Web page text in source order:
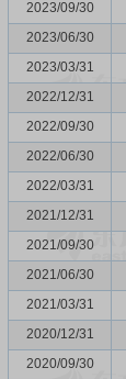
2023/09/30
2023/06/30
2023/03/31
2022/12/31
2022/09/30
2022/06/30
2022/03/31
2021/12/31
2021/09/30
2021/06/30
2021/03/31
2020/12/31
2020/09/30